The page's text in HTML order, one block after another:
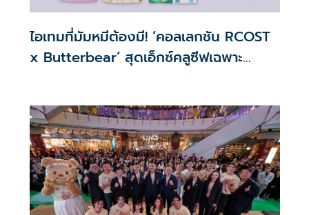
ไอเทมที่มัมหมีต้องมี! ‘คอลเลกชัน RCOST
x Butterbear’ สุดเอ็กซ์คลูซีฟเฉพาะ